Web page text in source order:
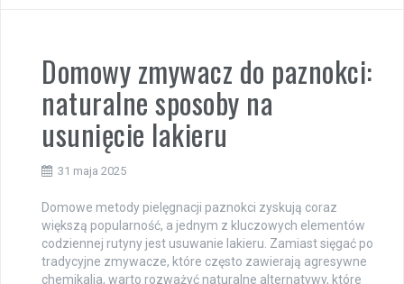
Domowy zmywacz do paznokci:
naturalne sposoby na
usunięcie lakieru
31 maja 2025
Domowe metody pielęgnacji paznokci zyskują coraz
większą popularność, a jednym z kluczowych elementów
codziennej rutyny jest usuwanie lakieru. Zamiast sięgać po
tradycyjne zmywacze, które często zawierają agresywne
chemikalia, warto rozważyć naturalne alternatywy, które